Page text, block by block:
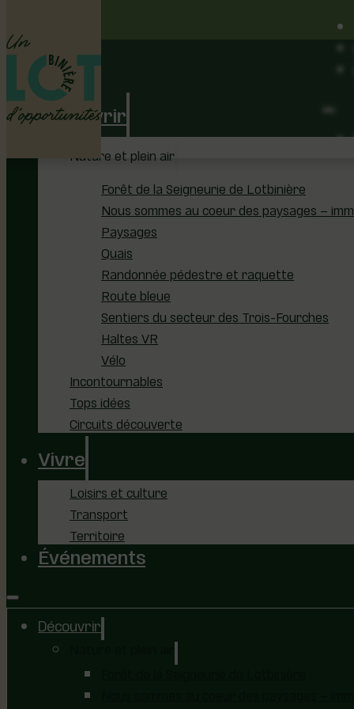
Découvrir
Nature et plein air
Forêt de la Seigneurie de Lotbinière
Nous sommes au coeur des paysages –
Paysages
Quais
Randonnée pédestre et raquette
Route bleue
Sentiers du secteur des Trois-Fourches
Haltes VR
Vélo
Incontournables
Tops idées
Circuits découverte
Vivre
Loisirs et culture
Transport
Territoire
Événements
Découvrir